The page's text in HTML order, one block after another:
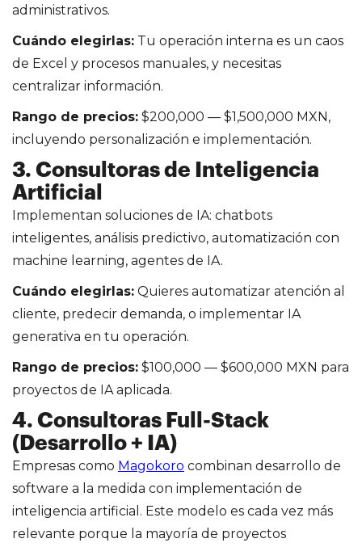
administrativos.
Cuándo elegirlas: Tu operación interna es un caos
de Excel y procesos manuales, y necesitas
centralizar información.
Rango de precios: $200,000 — $1,500,000 MXN,
incluyendo personalización e implementación.
3. Consultoras de Inteligencia
Artificial
Implementan soluciones de IA: chatbots
inteligentes, análisis predictivo, automatización con
machine learning, agentes de IA.
Cuándo elegirlas: Quieres automatizar atención al
cliente, predecir demanda, o implementar IA
generativa en tu operación.
Rango de precios: $100,000 — $600,000 MXN para
proyectos de IA aplicada.
4. Consultoras Full-Stack
(Desarrollo + IA)
Empresas como Magokoro combinan desarrollo de
software a la medida con implementación de
inteligencia artificial. Este modelo es cada vez más
relevante porque la mayoría de proyectos